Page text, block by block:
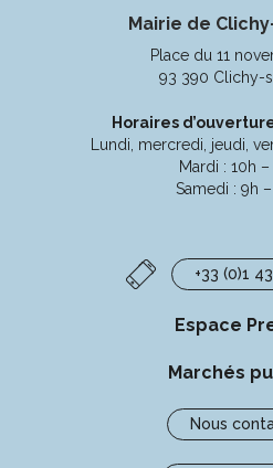
le
compte
Facebook
le
Mairie de
Place du 11
93 390 Clichy-
Horaires
Lundi, mercredi, jeudi,
Mardi : 10h –
Samedi : 9h
+33 (0)1
Espace
Marchés
Nous